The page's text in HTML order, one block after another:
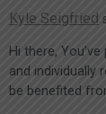
Kyle Seigfried
Hi there,
and individually
be benefited